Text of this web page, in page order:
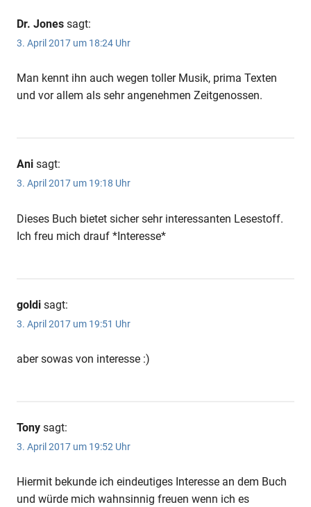
Dr. Jones sagt:
3. April 2017 um 18:24 Uhr
Man kennt ihn auch wegen toller Musik, prima Texten
und vor allem als sehr angenehmen Zeitgenossen.
Ani sagt:
3. April 2017 um 19:18 Uhr
Dieses Buch bietet sicher sehr interessanten Lesestoff.
Ich freu mich drauf *Interesse*
goldi sagt:
3. April 2017 um 19:51 Uhr
aber sowas von interesse :)
Tony sagt:
3. April 2017 um 19:52 Uhr
Hiermit bekunde ich eindeutiges Interesse an dem Buch
und würde mich wahnsinnig freuen wenn ich es